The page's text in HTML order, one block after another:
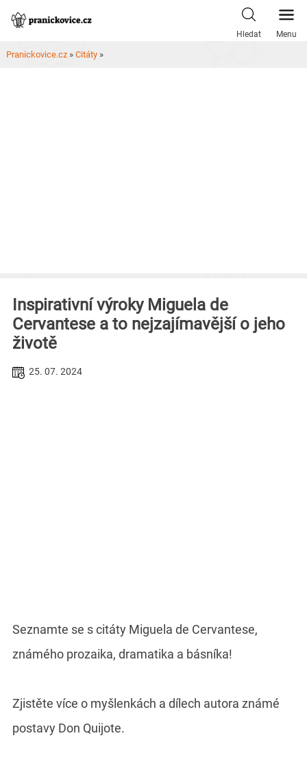
Skip
Hledat Menu
Pranickovice.cz » Citáty »
Inspirativní výroky Miguela de
Cervantese a to nejzajímavější o jeho
životě
25. 07. 2024
Seznamte se s citáty Miguela de Cervantese,
známého prozaika, dramatika a básníka!
Zjistěte více o myšlenkách a dílech autora známé
postavy Don Quijote.